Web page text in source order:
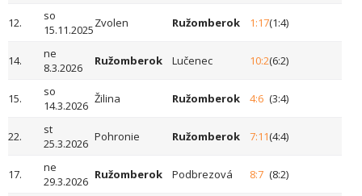
12.
so
15.11.2025Zvolen Ružomberok 1:17(1:4)
14.
ne
8.3.2026
Ružomberok Lučenec 10:2(6:2)
15.
so
14.3.2026 Žilina Ružomberok 4:6 (3:4)
22.
st
25.3.2026 Pohronie Ružomberok 7:11(4:4)
17.
ne
29.3.2026 Ružomberok Podbrezová 8:7 (8:2)